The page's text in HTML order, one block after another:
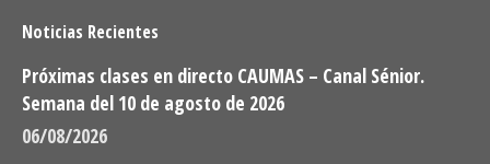
Noticias Recientes
Próximas clases en directo CAUMAS – Canal Sénior.
Semana del 10 de agosto de 2026
06/08/2026